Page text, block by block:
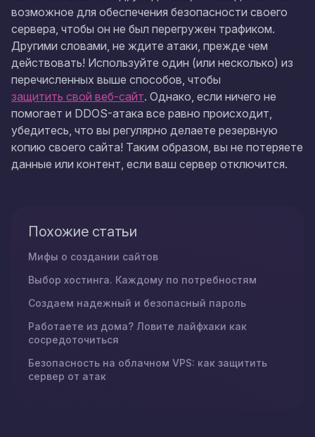
возможное для обеспечения безопасности своего
сервера, чтобы он не был перегружен трафиком.
Другими словами, не ждите атаки, прежде чем
действовать! Используйте один (или несколько) из
перечисленных выше способов, чтобы
защитить свой веб-сайт. Однако, если ничего не
помогает и DDOS-атака все равно происходит,
убедитесь, что вы регулярно делаете резервную
копию своего сайта! Таким образом, вы не потеряете
данные или контент, если ваш сервер отключится.
Похожие статьи
Мифы о создании сайтов
Выбор хостинга. Каждому по потребностям
Создаем надежный и безопасный пароль
Работаете из дома? Ловите лайфхаки как
сосредоточиться
Безопасность на облачном VPS: как защитить
сервер от атак